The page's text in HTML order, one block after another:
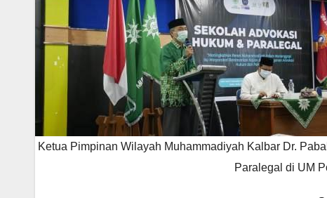
Ketua Pimpinan Wilayah Muhammadiyah Kalbar Dr.
Paralegal di UM